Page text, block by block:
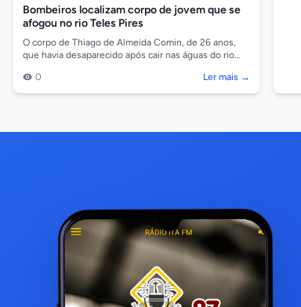
Bombeiros localizam corpo de jovem que se
afogou no rio Teles Pires
O corpo de Thiago de Almeida Comin, de 26 anos,
que havia desaparecido após cair nas águas do rio
So...
0 Ler mais →